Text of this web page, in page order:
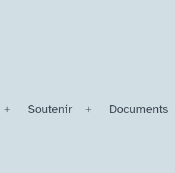
Ouvrir
Soutenir
Ouvrir
Documents